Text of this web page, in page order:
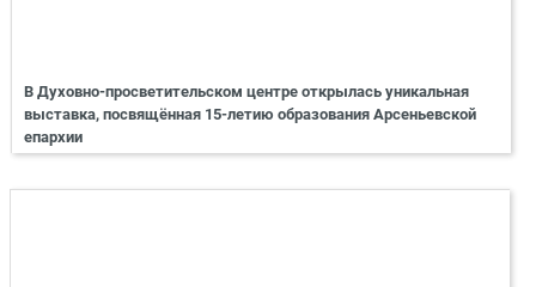
В Духовно-просветительском центре открылась уникальная
выставка, посвящённая 15-летию образования Арсеньевской
епархии